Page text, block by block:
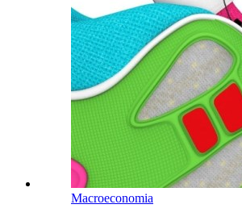
Macroeconomia